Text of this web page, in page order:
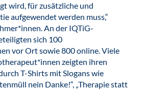
wird, für zusätzliche und
aufgewendet werden muss,“
An der IQTiG-
sich 100
vor Ort sowie 800 online. Viele
zeigten ihren
T-Shirts mit Slogans wie
nein Danke!“, „Therapie statt